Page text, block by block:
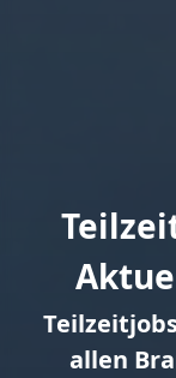
allen